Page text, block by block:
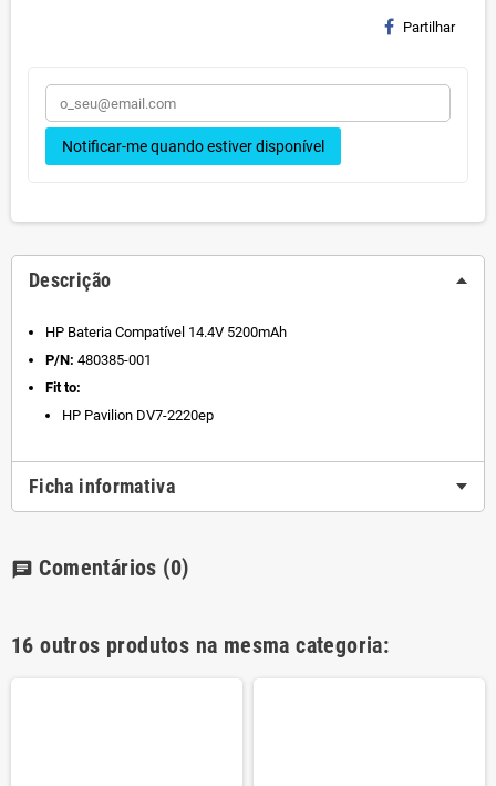
Partilhar
Notificar-me quando estiver disponível
Descrição
HP Bateria Compatível 14.4V 5200mAh
P/N: 480385-001
Fit to:
HP Pavilion DV7-2220ep
Ficha informativa
chat Comentários (0)
16 outros produtos na mesma categoria: